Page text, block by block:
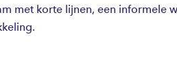
met korte lijnen, een informele